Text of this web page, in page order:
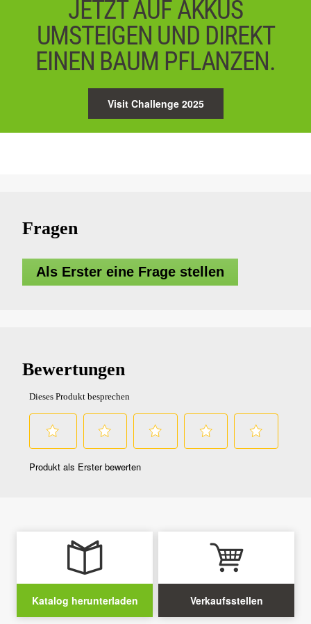
JETZT AUF AKKUS
UMSTEIGEN UND DIREKT
EINEN BAUM PFLANZEN.
Visit Challenge 2025
Fragen
Als Erster eine Frage stellen
Katalog herunterladen Verkaufsstellen